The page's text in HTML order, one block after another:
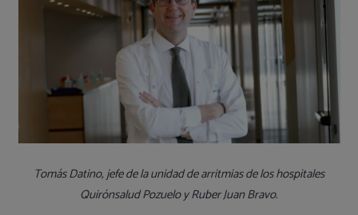
Tomás Datino, jefe de la unidad de arritmias de los hospitales
Quirónsalud Pozuelo y Ruber Juan Bravo.